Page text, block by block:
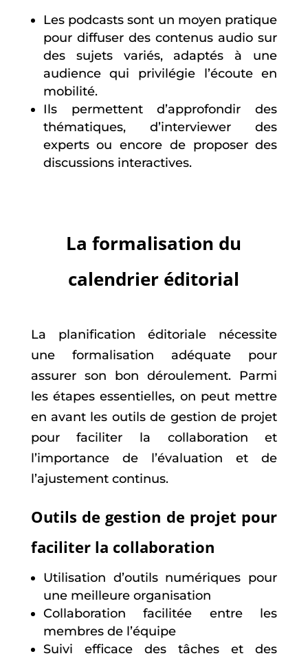
Les podcasts sont un moyen pratique
pour diffuser des contenus audio sur
des sujets variés, adaptés à une
audience qui privilégie l’écoute en
mobilité.
Ils permettent d’approfondir des
thématiques, d’interviewer des
experts ou encore de proposer des
discussions interactives.
La formalisation du
calendrier éditorial
La planification éditoriale nécessite
une formalisation adéquate pour
assurer son bon déroulement. Parmi
les étapes essentielles, on peut mettre
en avant les outils de gestion de projet
pour faciliter la collaboration et
l’importance de l’évaluation et de
l’ajustement continus.
Outils de gestion de projet pour
faciliter la collaboration
Utilisation d’outils numériques pour
une meilleure organisation
Collaboration facilitée entre les
membres de l’équipe
Suivi efficace des tâches et des